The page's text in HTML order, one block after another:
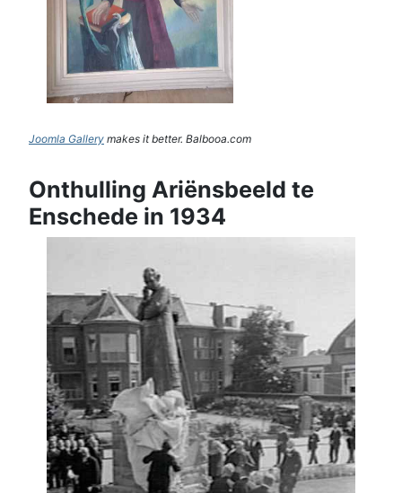
Joomla Gallery makes it better. Balbooa.com
Onthulling Ariënsbeeld te
Enschede in 1934